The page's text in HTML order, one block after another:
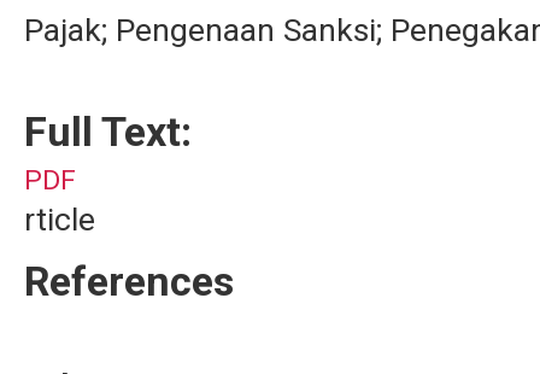
Pajak; Pengenaan Sanksi;
Full Text:
PDF
rticle
References